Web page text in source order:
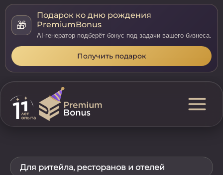
🎁
Подарок ко дню рождения
PremiumBonus
AI-генератор подберёт бонус под задачи вашего бизнеса.
Получить подарок
Для ритейла, ресторанов и отелей